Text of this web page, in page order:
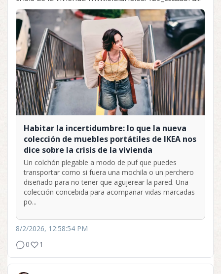
Habitar la incertidumbre: lo que la nueva
colección de muebles portátiles de IKEA nos
dice sobre la crisis de la vivienda
Un colchón plegable a modo de puf que puedes
transportar como si fuera una mochila o un perchero
diseñado para no tener que agujerear la pared. Una
colección concebida para acompañar vidas marcadas
po...
8/2/2026, 12:58:54 PM
0
1